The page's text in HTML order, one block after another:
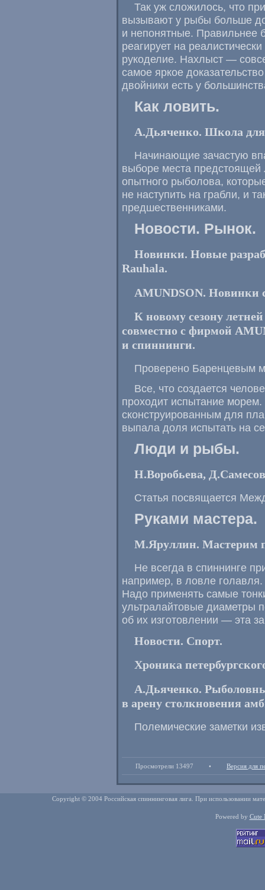
Так уж сложилось, что
вызывают у рыбы больше
и непонятные. Правильнее
реагирует на
рукоделие. Нахлыст —
самое яркое
двойники есть у
Как ловить.
А.Дьяченко. Школа
Начинающие зачастую
выборе места
опытного рыболова,
не наступить на грабли, и
предшественниками.
Новости. Рынок.
Новинки. Новые
Rauhala.
AMUNDSON. Новинки
К новому сезону
совместно с фирмой
и спиннинги.
Проверено Баренцевым
Все, что создается
проходит испытание
сконструированным для
выпала доля испытать на
Люди и рыбы.
Н.Воробьева,
Статья посвящается
Руками мастера.
М.Яруллин. Мастерим
Не всегда в спиннинге
например, в ловле
Надо применять самые
ультралайтовые диаметры
об их изготовлении — эта
Новости. Спорт.
Хроника
А.Дьяченко.
в арену столкновения
Полемические заметки
Просмотрели 13497 • Версия для
Copyright © 2004 Российская спиннинговая лига. При использовании
Powered by Cute